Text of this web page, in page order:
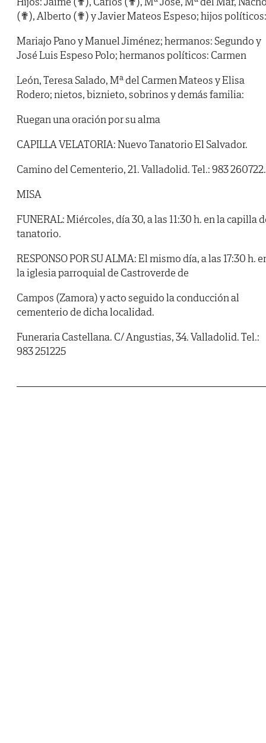
(✟), Alberto (✟) y Javier Mateos Espeso; hijos políticos:
Mariajo Pano y Manuel Jiménez; hermanos: Segundo y
José Luis Espeso Polo; hermanos políticos: Carmen
León, Teresa Salado, Mª del Carmen Mateos y Elisa
Rodero; nietos, biznieto, sobrinos y demás familia:
Ruegan una oración por su alma
CAPILLA VELATORIA: Nuevo Tanatorio El Salvador.
Camino del Cementerio, 21. Valladolid. Tel.: 983 260722.
MISA
FUNERAL: Miércoles, día 30, a las 11:30 h. en la capilla
tanatorio.
RESPONSO POR SU ALMA: El mismo día, a las 17:30 h.
la iglesia parroquial de Castroverde de
Campos (Zamora) y acto seguido la conducción al
cementerio de dicha localidad.
Funeraria Castellana. C/ Angustias, 34. Valladolid. Tel.:
983 251225